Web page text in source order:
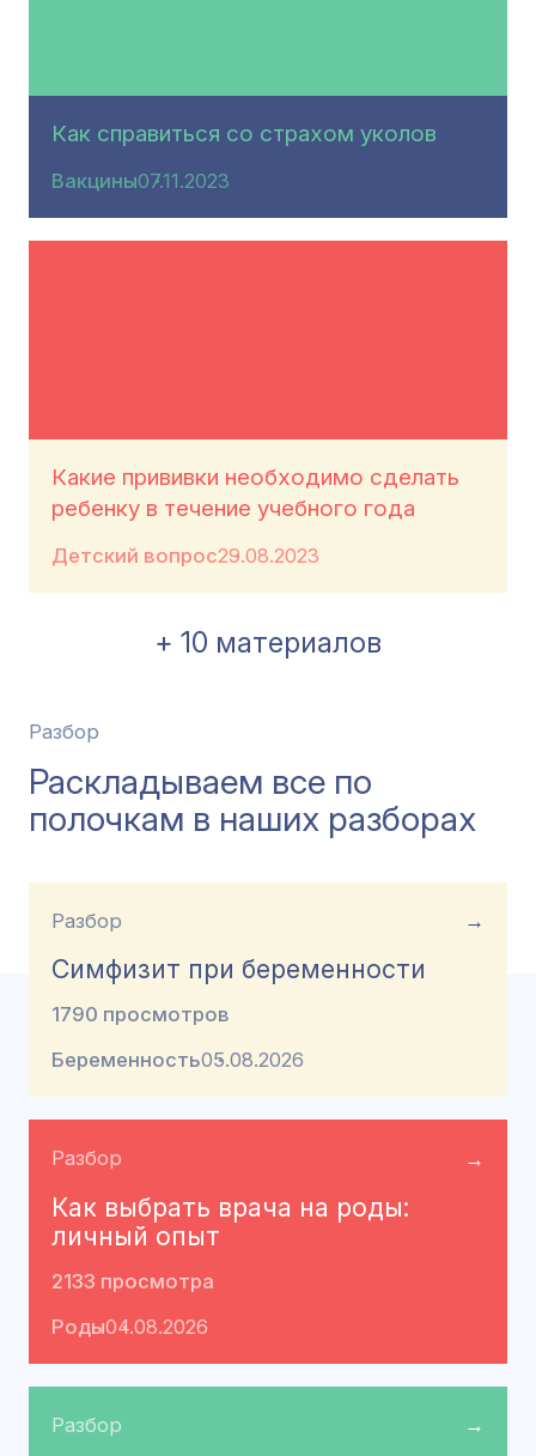
Как справиться со страхом уколов
Вакцины07.11.2023
Какие прививки необходимо сделать
ребенку в течение учебного года
Детский вопрос29.08.2023
+ 10 материалов
Разбор
Раскладываем все по
полочкам в наших разборах
Разбор →
Симфизит при беременности
1790 просмотров
Беременность05.08.2026
Разбор →
Как выбрать врача на роды:
личный опыт
2133 просмотра
Роды04.08.2026
Разбор →